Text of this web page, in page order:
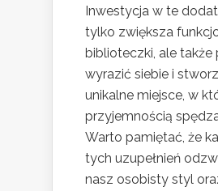
Inwestycja w te
tylko zwiększa
biblioteczki, ale także
wyrazić siebie i
unikalne miejsce, w
przyjemnością
Warto pamiętać, że
tych uzupełnień
nasz osobisty styl